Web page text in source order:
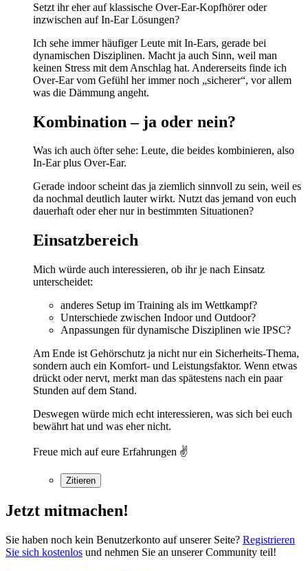
Setzt ihr eher auf klassische Over-Ear-Kopfhörer oder
inzwischen auf In-Ear Lösungen?
Ich sehe immer häufiger Leute mit In-Ears, gerade bei
dynamischen Disziplinen. Macht ja auch Sinn, weil man
keinen Stress mit dem Anschlag hat. Andererseits finde ich
Over-Ear vom Gefühl her immer noch „sicherer“, vor allem
was die Dämmung angeht.
Kombination – ja oder nein?
Was ich auch öfter sehe: Leute, die beides kombinieren, also
In-Ear plus Over-Ear.
Gerade indoor scheint das ja ziemlich sinnvoll zu sein, weil es
da nochmal deutlich lauter wirkt. Nutzt das jemand von euch
dauerhaft oder eher nur in bestimmten Situationen?
Einsatzbereich
Mich würde auch interessieren, ob ihr je nach Einsatz
unterscheidet:
anderes Setup im Training als im Wettkampf?
Unterschiede zwischen Indoor und Outdoor?
Anpassungen für dynamische Disziplinen wie IPSC?
Am Ende ist Gehörschutz ja nicht nur ein Sicherheits-Thema,
sondern auch ein Komfort- und Leistungsfaktor. Wenn etwas
drückt oder nervt, merkt man das spätestens nach ein paar
Stunden auf dem Stand.
Deswegen würde mich echt interessieren, was sich bei euch
bewährt hat und was eher nicht.
Freue mich auf eure Erfahrungen ✌️
Zitieren
Jetzt mitmachen!
Sie haben noch kein Benutzerkonto auf unserer Seite? Registrieren
Sie sich kostenlos und nehmen Sie an unserer Community teil!